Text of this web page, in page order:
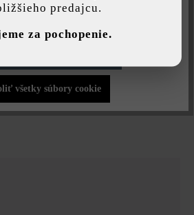
produktu
štiepaným vzhľadom na 2 stranách vo
sa hodí na múriky široké 24 až 26 cm
v mnohých farbách.
všetky súbory cookie
predajcu.
za pochopenie.